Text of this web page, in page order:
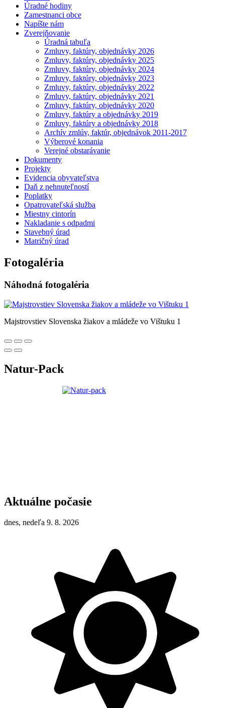
Úradné hodiny
Zamestnanci obce
Napíšte nám
Zverejňovanie
Úradná tabuľa
Zmluvy, faktúry, objednávky 2026
Zmluvy, faktúry, objednávky 2025
Zmluvy, faktúry, objednávky 2024
Zmluvy, faktúry, objednávky 2023
Zmluvy, faktúry, objednávky 2022
Zmluvy, faktúry, objednávky 2021
Zmluvy, faktúry, objednávky 2020
Zmluvy, faktúry a objednávky 2019
Zmluvy, faktúry a objednávky 2018
Archív zmlúv, faktúr, objednávok 2011-2017
Výberové konania
Verejné obstarávanie
Dokumenty
Projekty
Evidencia obyvateľstva
Daň z nehnuteľností
Poplatky
Opatrovateľská služba
Miestny cintorín
Nakladanie s odpadmi
Stavebný úrad
Matričný úrad
Fotogaléria
Náhodná fotogaléria
Majstrovstiev Slovenska žiakov a mládeže vo Vištuku 1
Natur-Pack
Aktuálne počasie
dnes, nedeľa 9. 8. 2026